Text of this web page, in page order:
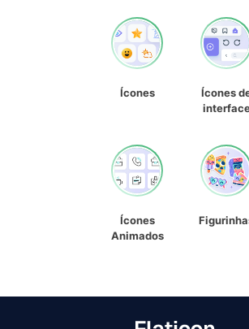
Ícones
Ícones
Ícones
Animados